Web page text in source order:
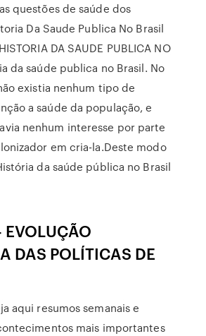
questões de saúde dos
Da Saude Publica No Brasil
DA SAUDE PUBLICA NO
da saúde publica no Brasil. No
existia nenhum tipo de
a saúde da população, e
nenhum interesse por parte
em cria-la.Deste modo
da saúde pública no Brasil
EVOLUÇÃO
DAS POLÍTICAS DE
aqui resumos semanais e
mais importantes